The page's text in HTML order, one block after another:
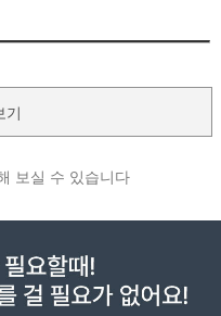
기
보실 수 있습니다